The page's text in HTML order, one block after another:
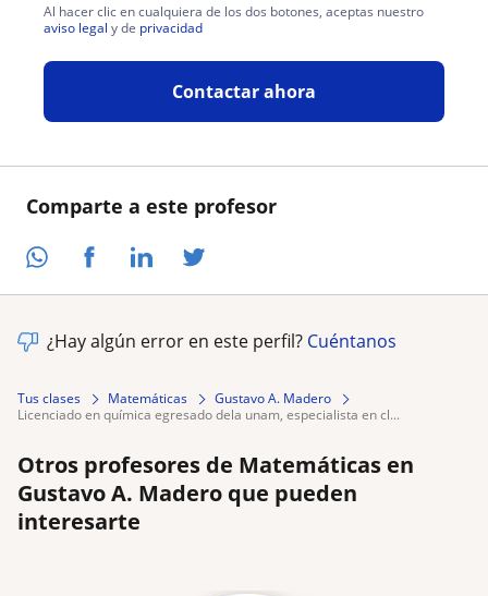
Comparte a este profesor
Al hacer clic en cualquiera de los dos botones, aceptas nuestro
aviso legal y de privacidad
Contactar ahora
¿Hay algún error en este perfil? Cuéntanos
Tus clases Matemáticas
Gustavo A. Madero
licenciado en química egresado dela unam, especialista en cl...
Otros profesores de Matemáticas en
Gustavo A. Madero que pueden
interesarte